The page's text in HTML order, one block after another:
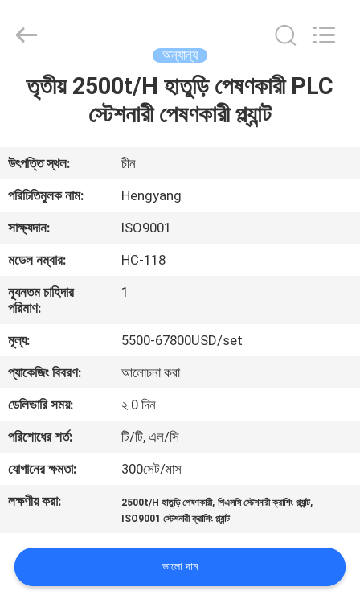
বাড়ি
আমাদের
সম্পর্কে
কারখানা
ভ্রমণ
মান
নিয়ন্ত্রণ
যোগাযোগ
করুন
খবর
মামলা
Industrial
Reserved.
অন্যান্য
তৃতীয় 2500t/H হাতুড়ি পেষণকারী PLC
স্টেশনারী পেষণকারী প্ল্যান্ট
উৎপত্তি স্থল:
চীন
পরিচিতিমুলক নাম:
Hengyang
সাক্ষ্যদান:
ISO9001
মডেল নম্বার:
HC-118
ন্যূনতম চাহিদার
পরিমাণ:
1
মূল্য:
5500-67800USD/set
প্যাকেজিং বিবরণ:
আলোচনা করা
ডেলিভারি সময়:
২ 0 দিন
পরিশোধের শর্ত:
টি/টি, এল/সি
যোগানের ক্ষমতা:
300সেট/মাস
লক্ষণীয় করা:
2500t/H হাতুড়ি পেষণকারী,পিএলসি স্টেশনারী ক্রাশিং প্ল্যান্ট,
ISO9001 স্টেশনারী ক্রাশিং প্ল্যান্ট
ভালো দাম